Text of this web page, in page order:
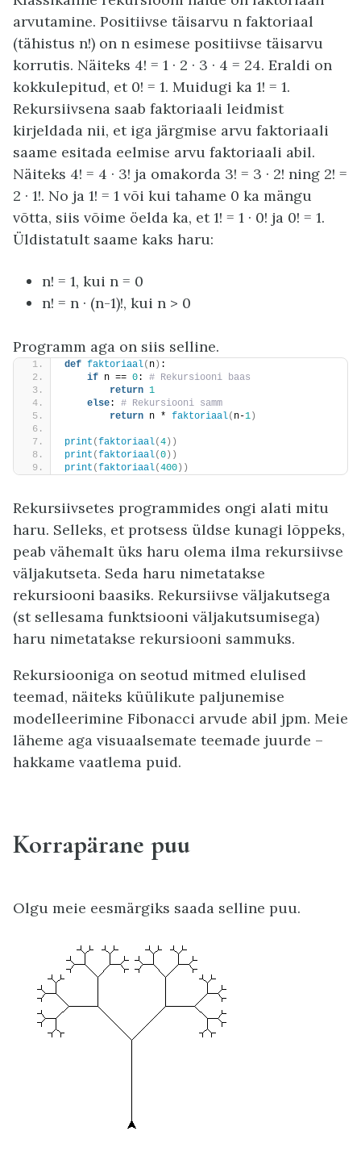
arvutamine. Positiivse täisarvu n faktoriaal
(tähistus n!) on n esimese positiivse täisarvu
korrutis. Näiteks 4! = 1 · 2 · 3 · 4 = 24. Eraldi on
kokkulepitud, et 0! = 1. Muidugi ka 1! = 1.
Rekursiivsena saab faktoriaali leidmist
kirjeldada nii, et iga järgmise arvu faktoriaali
saame esitada eelmise arvu faktoriaali abil.
Näiteks 4! = 4 · 3! ja omakorda 3! = 3 · 2! ning 2! =
2 · 1!. No ja 1! = 1 või kui tahame 0 ka mängu
võtta, siis võime öelda ka, et 1! = 1 · 0! ja 0! = 1.
Üldistatult saame kaks haru:
n! = 1, kui n = 0
n! = n · (n-1)!, kui n > 0
Programm aga on siis selline.
def faktoriaal( n ) :
if n == 0:
# Rekursiooni baas
return 1
else:
# Rekursiooni samm
return n * faktoriaal( n-1 )
print (faktoriaal(4 ))
print (faktoriaal(0 ))
print (faktoriaal(400 ))
Rekursiivsetes programmides ongi alati mitu
haru. Selleks, et protsess üldse kunagi lõppeks,
peab vähemalt üks haru olema ilma rekursiivse
väljakutseta. Seda haru nimetatakse
rekursiooni baasiks. Rekursiivse väljakutsega
(st sellesama funktsiooni väljakutsumisega)
haru nimetatakse rekursiooni sammuks.
Rekursiooniga on seotud mitmed elulised
teemad, näiteks küülikute paljunemise
modelleerimine Fibonacci arvude abil jpm. Meie
läheme aga visuaalsemate teemade juurde –
hakkame vaatlema puid.
Korrapärane puu
Olgu meie eesmärgiks saada selline puu.